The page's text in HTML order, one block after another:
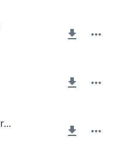
Ambiance Spring